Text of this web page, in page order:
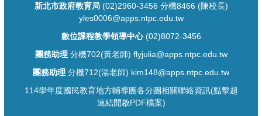
新北市政府教育局(02)2960-3456 分機8466 (陳校長)
yles0006@apps.ntpc.edu.tw
數位課程教學領導中心(02)8072-3456
團務助理分機702(黃老師) flyjulia@apps.ntpc.edu.tw
團務助理 分機712(湯老師) kim148@apps.ntpc.edu.tw
114學年度國民教育地方輔導團各分團相關聯絡資訊(點擊超
連結開啟PDF檔案)